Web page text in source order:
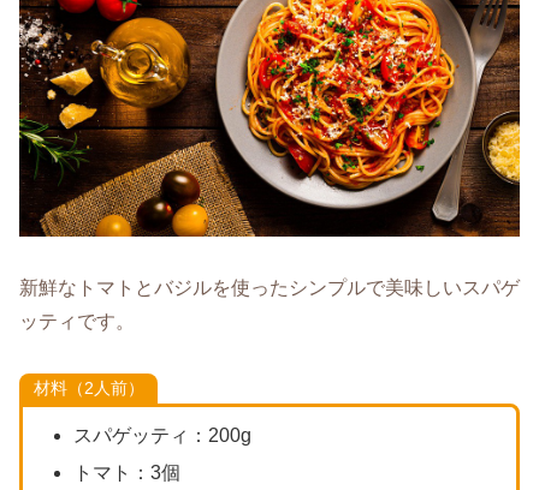
新鮮なトマトとバジルを使ったシンプルで美味しいスパゲ
ッティです。
材料（2人前）
スパゲッティ：200g
トマト：3個